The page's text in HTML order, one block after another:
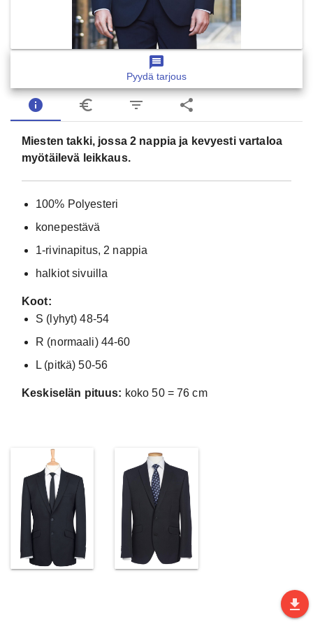
message
Pyydä tarjous
info euro_symbol filter_list share
Miesten takki, jossa 2 nappia ja kevyesti vartaloa
myötäilevä leikkaus.
100% Polyesteri
konepestävä
1-rivinapitus, 2 nappia
halkiot sivuilla
Koot:
S (lyhyt) 48-54
R (normaali) 44-60
L (pitkä) 50-56
Keskiselän pituus: koko 50 = 76 cm
file_download